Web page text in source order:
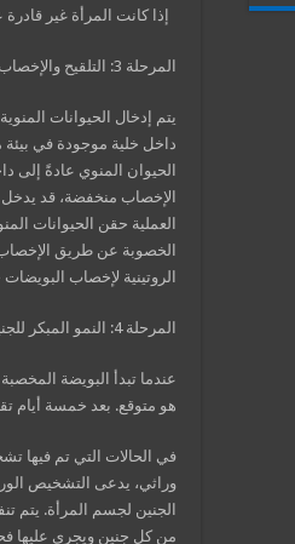
إذا كانت المرأة غير
المرحلة 3: التلقيح والإخصاب
يتم إدخال الحيوانات
داخل خلية موجودة في بيئة
الحيوان المنوي عادةً إلى
الإخصاب منخفضة، قد
الروتينية لإخصاب
المرحلة 4: النمو المبكر للجنين
عندما تبدأ البويضة
هو متوقع. بعد خمسة أيام
في الحالات التي تم فيها
من كل جنين ويجري عليها